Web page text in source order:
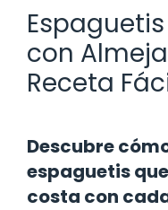
con
Receta
Descubre
espaguetis
costa con